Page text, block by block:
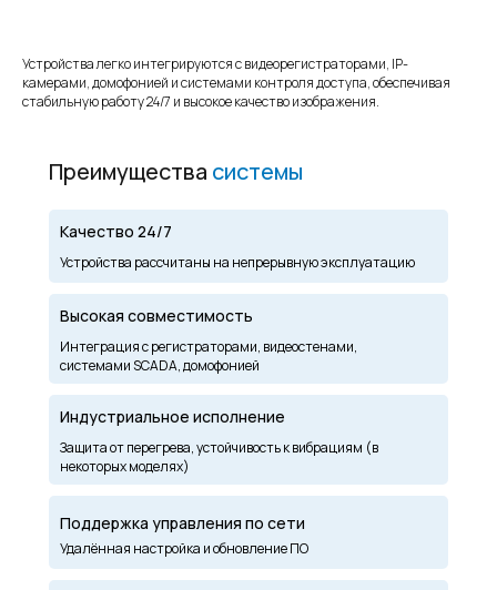
Устройства легко интегрируются с видеорегистраторами, IP-
камерами, домофонией и системами контроля доступа, обеспечивая
стабильную работу 24/7 и высокое качество изображения.
Преимущества системы
Качество 24/7
Высокая совместимость
Индустриальное исполнение
Устройства рассчитаны на непрерывную эксплуатацию
Интеграция с регистраторами, видеостенами,
системами SCADA, домофонией
Защита от перегрева, устойчивость к вибрациям (в
некоторых моделях)
Удалённая настройка и обновление ПО
Поддержка управления по сети